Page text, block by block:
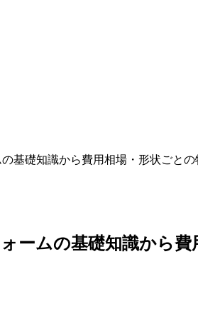
基礎知識から費用相場・形状ごとの
ームの基礎知識から